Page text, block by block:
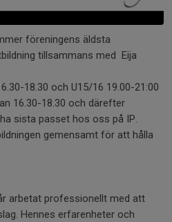
föreningens äldsta
tillsammans med Eija
18.30 och U15/16 19.00-21:00
16.30-18.30 och därefter
sista passet hos oss på IP.
gemensamt för att hålla
arbetat professionellt med att
Hennes erfarenheter och